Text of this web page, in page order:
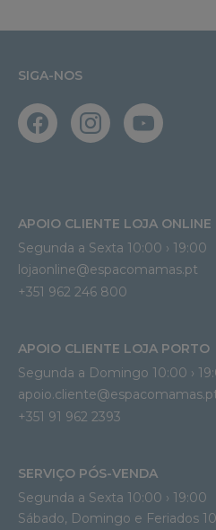
SIGA-NOS
APOIO CLIENTE LOJA ONLINE
Segunda a Sexta 10:00 › 19:00
lojaonline@espacomamas.pt
+351 962 246 800
APOIO CLIENTE LOJA PORTO
Segunda a Domingo 10:00 ›
+351 91 962 2393
SERVIÇO PÓS-VENDA
Segunda a Sexta 10:00 › 19:00
Sábado, Domingo e Feriados